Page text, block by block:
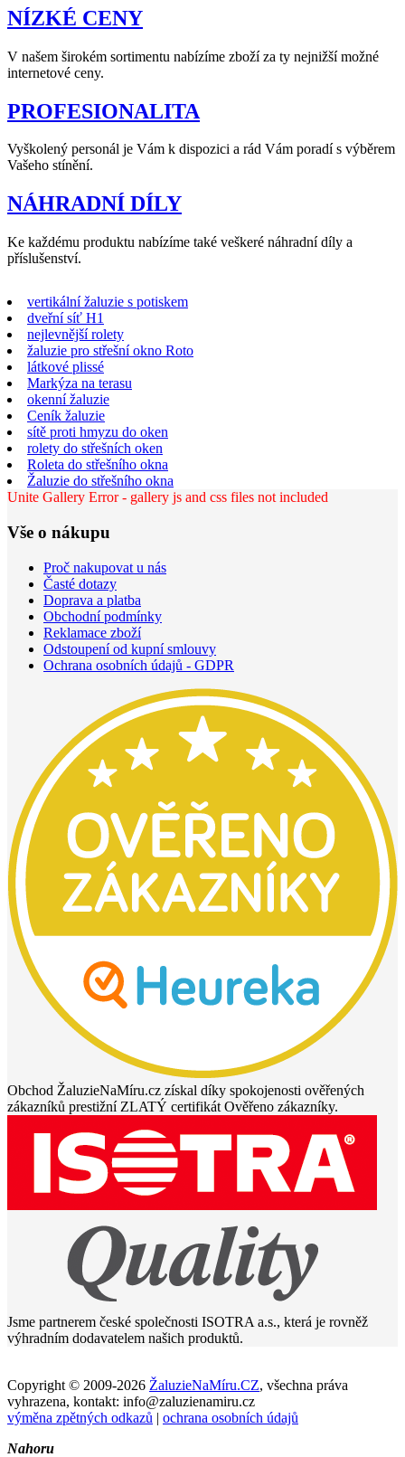
NÍZKÉ CENY
V našem širokém sortimentu nabízíme zboží za ty nejnižší možné
internetové ceny.
PROFESIONALITA
Vyškolený personál je Vám k dispozici a rád Vám poradí s výběrem
Vašeho stínění.
NÁHRADNÍ DÍLY
Ke každému produktu nabízíme také veškeré náhradní díly a
příslušenství.
vertikální žaluzie s potiskem
dveřní síť H1
nejlevnější rolety
žaluzie pro střešní okno Roto
látkové plissé
Markýza na terasu
okenní žaluzie
Ceník žaluzie
sítě proti hmyzu do oken
rolety do střešních oken
Roleta do střešního okna
Žaluzie do střešního okna
Unite Gallery Error - gallery js and css files not included
Vše o nákupu
Proč nakupovat u nás
Časté dotazy
Doprava a platba
Obchodní podmínky
Reklamace zboží
Odstoupení od kupní smlouvy
Ochrana osobních údajů - GDPR
Obchod ŽaluzieNaMíru.cz získal díky spokojenosti ověřených
zákazníků prestižní ZLATÝ certifikát Ověřeno zákazníky.
Jsme partnerem české společnosti ISOTRA a.s., která je rovněž
výhradním dodavatelem našich produktů.
Copyright © 2009-2026 ŽaluzieNaMíru.CZ, všechna práva
vyhrazena, kontakt: info@zaluzienamiru.cz
výměna zpětných odkazů | ochrana osobních údajů
Nahoru